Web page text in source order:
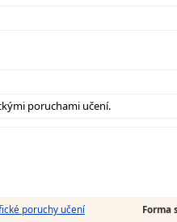
poruchami učení.
poruchy učení Forma